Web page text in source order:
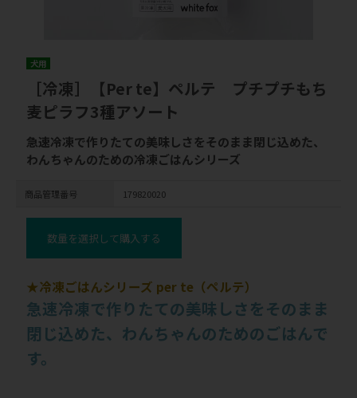
犬用
［冷凍］【Per te】ペルテ プチプチもち
麦ピラフ3種アソート
急速冷凍で作りたての美味しさをそのまま閉じ込めた、
わんちゃんのための冷凍ごはんシリーズ
商品管理番号 179820020
数量を選択して購入する
★冷凍ごはんシリーズ per te（ペルテ）
急速冷凍で作りたての美味しさをそのまま
閉じ込めた、わんちゃんのためのごはんで
す。